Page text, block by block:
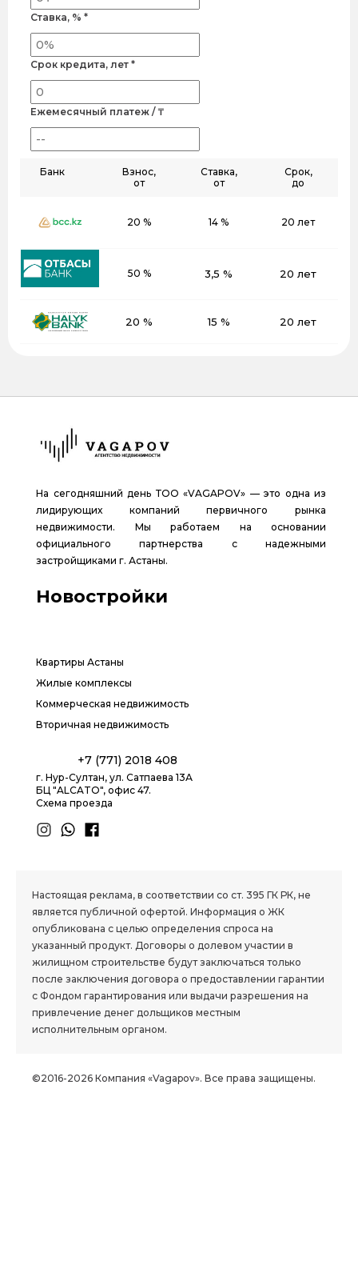
Ставка, % *
Срок кредита, лет *
Ежемесячный платеж / ₸
Банк
Взнос,
от
Ставка,
от
Срок,
до
20 % 14 % 20 лет
50 % 3,5 % 20 лет
20 % 15 % 20 лет
На сегодняшний день ТОО «VAGAPOV» — это одна из
лидирующих компаний первичного рынка
недвижимости. Мы работаем на основании
официального партнерства с надежными
застройщиками г. Астаны.
Новостройки
Квартиры Астаны
Жилые комплексы
Коммерческая недвижимость
Вторичная недвижимость
+7 (771) 2018 408
г. Нур-Султан, ул. Сатпаева 13А
БЦ "ALCATO", офис 47.
Схема проезда
Настоящая реклама, в соответствии со ст. 395 ГК РК, не
является публичной офертой. Информация о ЖК
опубликована с целью определения спроса на
указанный продукт. Договоры о долевом участии в
жилищном строительстве будут заключаться только
после заключения договора о предоставлении гарантии
с Фондом гарантирования или выдачи разрешения на
привлечение денег дольщиков местным
исполнительным органом.
©2016-2026 Компания «Vagapov». Все права защищены.